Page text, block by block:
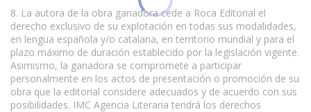
8. La autora de la obra ganadora cede a Roca Editorial el
derecho exclusivo de su explotación en todas sus modalidades,
en lengua española y/o catalana, en territorio mundial y para el
plazo máximo de duración establecido por la legislación vigente.
Asimismo, la ganadora se compromete a participar
personalmente en los actos de presentación o promoción de su
obra que la editorial considere adecuados y de acuerdo con sus
posibilidades. IMC Agencia Literaria tendrá los derechos